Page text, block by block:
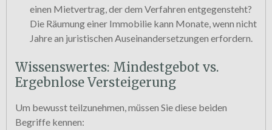
einen Mietvertrag, der dem Verfahren entgegensteht?
Die Räumung einer Immobilie kann Monate, wenn nicht
Jahre an juristischen Auseinandersetzungen erfordern.
Wissenswertes: Mindestgebot vs.
Ergebnlose Versteigerung
Um bewusst teilzunehmen, müssen Sie diese beiden
Begriffe kennen: